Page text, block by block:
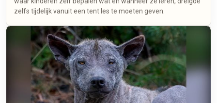
zelfs tijdelijk vanuit een tent les te moeten geven.